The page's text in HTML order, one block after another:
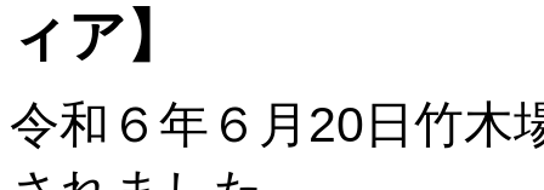
ィア】
令和６年６月20日竹木